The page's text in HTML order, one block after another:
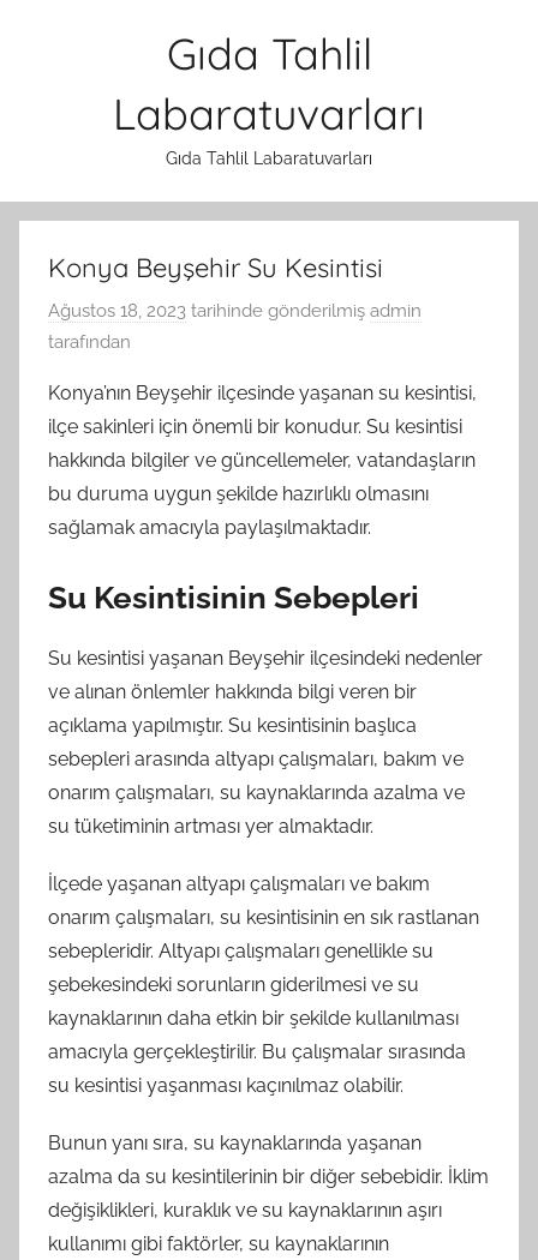
Gıda Tahlil
Labaratuvarları
Gıda Tahlil Labaratuvarları
Konya Beyşehir Su Kesintisi
Ağustos 18, 2023 tarihinde gönderilmiş admin
tarafından
Konya’nın Beyşehir ilçesinde yaşanan su kesintisi,
ilçe sakinleri için önemli bir konudur. Su kesintisi
hakkında bilgiler ve güncellemeler, vatandaşların
bu duruma uygun şekilde hazırlıklı olmasını
sağlamak amacıyla paylaşılmaktadır.
Su Kesintisinin Sebepleri
Su kesintisi yaşanan Beyşehir ilçesindeki nedenler
ve alınan önlemler hakkında bilgi veren bir
açıklama yapılmıştır. Su kesintisinin başlıca
sebepleri arasında altyapı çalışmaları, bakım ve
onarım çalışmaları, su kaynaklarında azalma ve
su tüketiminin artması yer almaktadır.
İlçede yaşanan altyapı çalışmaları ve bakım
onarım çalışmaları, su kesintisinin en sık rastlanan
sebepleridir. Altyapı çalışmaları genellikle su
şebekesindeki sorunların giderilmesi ve su
kaynaklarının daha etkin bir şekilde kullanılması
amacıyla gerçekleştirilir. Bu çalışmalar sırasında
su kesintisi yaşanması kaçınılmaz olabilir.
Bunun yanı sıra, su kaynaklarında yaşanan
azalma da su kesintilerinin bir diğer sebebidir. İklim
değişiklikleri, kuraklık ve su kaynaklarının aşırı
kullanımı gibi faktörler, su kaynaklarının